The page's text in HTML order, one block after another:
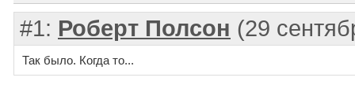
#1: Роберт Полсон (29
Так было. Когда то...